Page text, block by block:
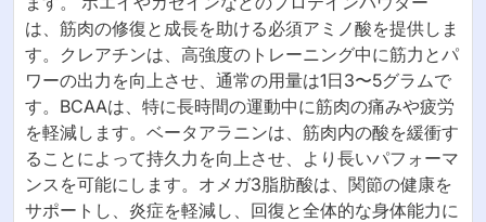
は、筋肉の修復と成長を助ける必須アミノ酸を提供しま
す。クレアチンは、高強度のトレーニング中に筋力とパ
ワーの出力を向上させ、通常の用量は1日3〜5グラムで
す。BCAAは、特に長時間の運動中に筋肉の痛みや疲労
を軽減します。ベータアラニンは、筋肉内の酸を緩衝す
ることによって持久力を向上させ、より長いパフォーマ
ンスを可能にします。オメガ3脂肪酸は、関節の健康を
サポートし、炎症を軽減し、回復と全体的な身体能力に